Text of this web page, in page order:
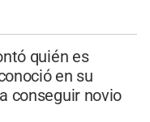
quién es
en su
conseguir novio